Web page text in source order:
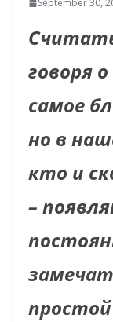
September 30,
говоря
самое
но в
кто и
–